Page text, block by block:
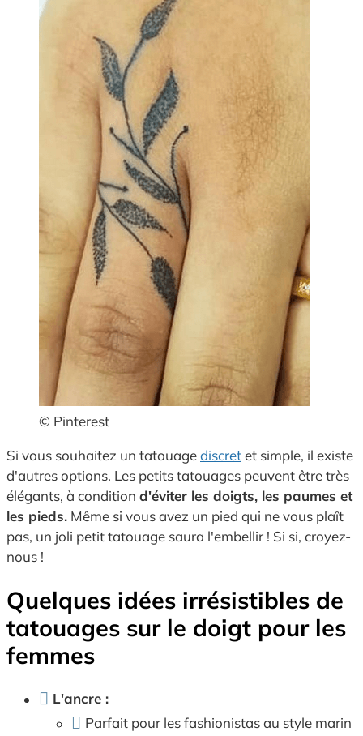
© Pinterest
Si vous souhaitez un tatouagediscretet simple, il existe
d'autres options. Les petits tatouages peuvent être très
élégants, à condition d'éviter les doigts, les paumes et
les pieds. Même si vous avez un pied qui ne vous plaît
pas, un joli petit tatouage saura l'embellir ! Si si, croyez-
nous !
Quelques idées irrésistibles de
tatouages sur le doigt pour les
femmes
L'ancre :
Parfait pour les fashionistas au style marin